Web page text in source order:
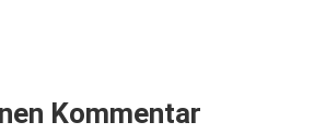
Kommentar